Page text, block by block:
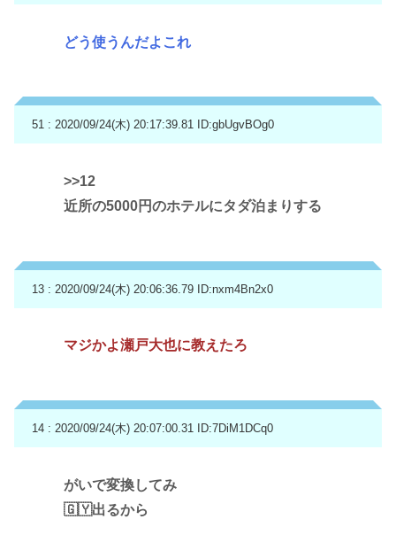
どう使うんだよこれ
51 : 2020/09/24(木) 20:17:39.81 ID:gbUgvBOg0
>>12
近所の5000円のホテルにタダ泊まりする
13 : 2020/09/24(木) 20:06:36.79 ID:nxm4Bn2x0
マジかよ瀬戸大也に教えたろ
14 : 2020/09/24(木) 20:07:00.31 ID:7DiM1DCq0
がいで変換してみ
🇬🇾出るから